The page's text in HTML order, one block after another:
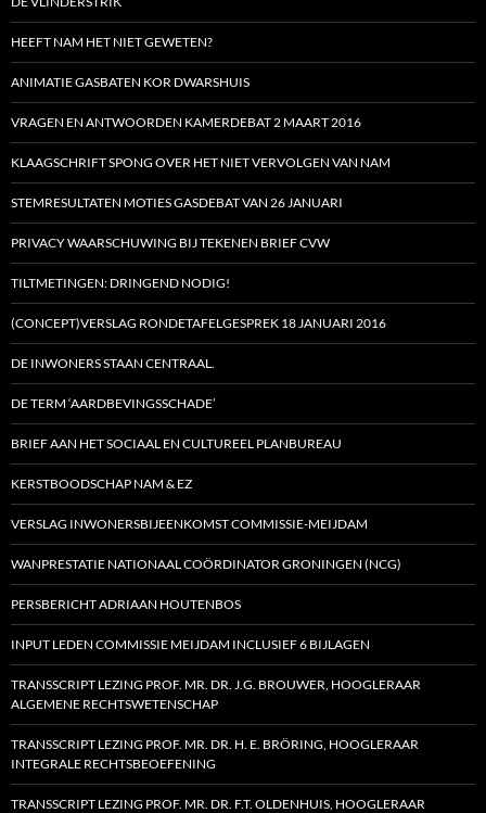
HEEFT NAM HET NIET GEWETEN?
ANIMATIE GASBATEN KOR DWARSHUIS
VRAGEN EN ANTWOORDEN KAMERDEBAT 2 MAART 2016
KLAAGSCHRIFT SPONG OVER HET NIET VERVOLGEN VAN NAM
STEMRESULTATEN MOTIES GASDEBAT VAN 26 JANUARI
PRIVACY WAARSCHUWING BIJ TEKENEN BRIEF CVW
TILTMETINGEN: DRINGEND NODIG!
(CONCEPT)VERSLAG RONDETAFELGESPREK 18 JANUARI 2016
DE INWONERS STAAN CENTRAAL.
DE TERM ‘AARDBEVINGSSCHADE’
BRIEF AAN HET SOCIAAL EN CULTUREEL PLANBUREAU
KERSTBOODSCHAP NAM & EZ
VERSLAG INWONERSBIJEENKOMST COMMISSIE-MEIJDAM
WANPRESTATIE NATIONAAL COÖRDINATOR GRONINGEN (NCG)
PERSBERICHT ADRIAAN HOUTENBOS
INPUT LEDEN COMMISSIE MEIJDAM INCLUSIEF 6 BIJLAGEN
TRANSSCRIPT LEZING PROF. MR. DR. J.G. BROUWER, HOOGLERAAR
ALGEMENE RECHTSWETENSCHAP
TRANSSCRIPT LEZING PROF. MR. DR. H. E. BRÖRING, HOOGLERAAR
INTEGRALE RECHTSBEOEFENING
TRANSSCRIPT LEZING PROF. MR. DR. F.T. OLDENHUIS, HOOGLERAAR